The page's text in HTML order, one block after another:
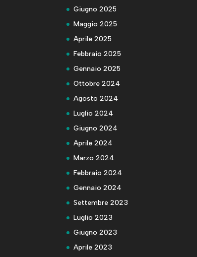
Giugno 2025
Maggio 2025
Aprile 2025
Febbraio 2025
Gennaio 2025
Ottobre 2024
Agosto 2024
Luglio 2024
Giugno 2024
Aprile 2024
Marzo 2024
Febbraio 2024
Gennaio 2024
Settembre 2023
Luglio 2023
Giugno 2023
Aprile 2023